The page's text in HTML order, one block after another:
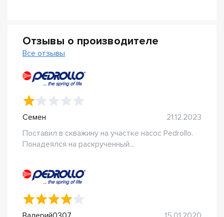
Отзывы о производителе
Все отзывы
Семен
21.12.2023
Поставил в скважину на участке насос Pedrollo.
Понадеялся на раскрученный...